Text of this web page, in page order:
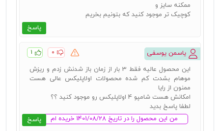
پاسخ
ممکنه سایز و
کوچیک تر موجود کنید که بتونیم بخریم
یاسمن یوسفی ۰ ۱
پاسخ
این محصول عالیه فقط 3 بار از زمان باز شدنش زدم و ریزش
موهام بشدت کم شده محصولات اولاپلیکس عالی هست
ممنون از رایا
امکانش هست شامپو 4 اولاپلیکس رو موجود کنید ؟؟
لطفا پاسخ بدید
من این محصول را در تاریخ 1401/08/28 خریده ام